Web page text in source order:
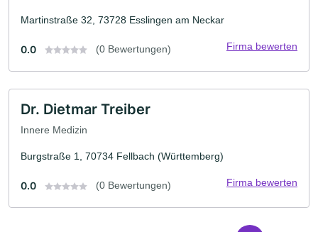
Martinstraße 32, 73728 Esslingen am Neckar
0.0 (0 Bewertungen) Firma bewerten
Dr. Dietmar Treiber
Innere Medizin
Burgstraße 1, 70734 Fellbach (Württemberg)
0.0 (0 Bewertungen) Firma bewerten